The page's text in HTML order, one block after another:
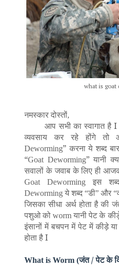
what is goat
नमस्कार दोस्तों,
आप सभी का स्वागात है
व्यवसाय कर रहे होंगे तो
Deworming” करना ये शब्द
“Goat Deworming” यानी
सवालों के जवाब के लिए ही
Goat Deworming इस
Deworming ये शब्द “डी” और “
जिसका सीधा अर्थ होता है
पशुओ कोworm यानी पेट के
इंसानों में बचपन में पेट में कीड़े
होता है I
What is Worm (जंत / पेट के